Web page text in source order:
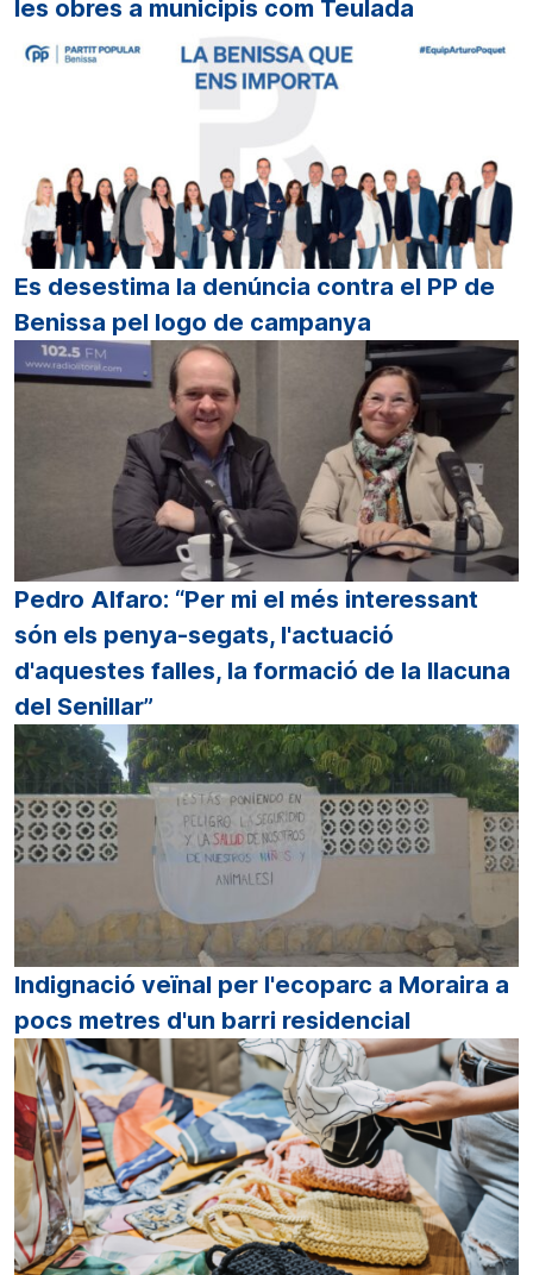
les obres a municipis com Teulada
Es desestima la denúncia contra el PP de
Benissa pel logo de campanya
Pedro Alfaro: “Per mi el més interessant
són els penya-segats, l'actuació
d'aquestes falles, la formació de la llacuna
del Senillar”
Indignació veïnal per l'ecoparc a Moraira a
pocs metres d'un barri residencial